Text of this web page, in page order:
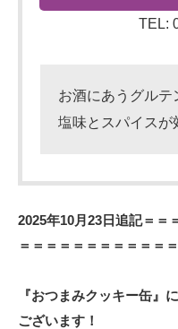
TEL:
お酒にあうグルテ
塩味とスパイスが
2025年10月23日追記＝＝
＝＝＝＝＝＝＝＝＝＝＝
『おつまみクッキー缶』
ございます！